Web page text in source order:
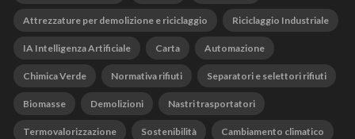
Attrezzature per demolizione e riciclaggio Riciclaggio Industriale
IA Intelligenza Artificiale Carta Automazione
Chimica Verde Normativa rifiuti Separatori e selettori rifiuti
Biomasse Demolizioni Nastri trasportatori
Termovalorizzazione Sostenibilità Cambiamento climatico